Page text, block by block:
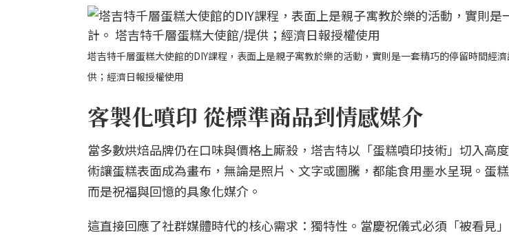
塔吉特千層蛋糕大使館的DIY課程，表面上是親子寓教於樂的活動，實則是一套精巧的停留時間經
供；經濟日報授權使用
客製化噴印 從標準商品到情感媒介
當多數烘焙品牌仍在口味與價格上廝殺，塔吉特以「蛋糕噴印技術」切入高
術讓蛋糕表面成為畫布，無論是照片、文字或圖騰，都能食用墨水呈現。蛋
而是祝福與回憶的具象化媒介。
這直接回應了社群媒體時代的核心需求：獨特性。當慶祝儀式必須「被看見